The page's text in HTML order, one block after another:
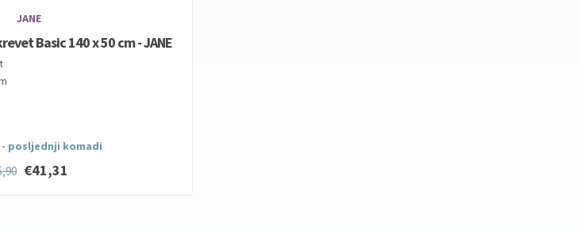
JANE
Basic 140 x 50 cm - JANE
- posljednji komadi
€41,31